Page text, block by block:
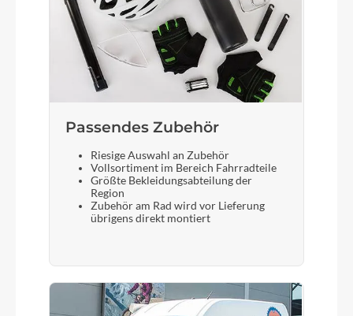
KMC Z8.3
Rücklicht
Herrmans H-Trace
Shimano DH-C3000, Hub Dynamo, Nut
Gewicht
Scheinwerfer
Trelock LS582 Retro
Passendes Zubehör
Riesige Auswahl an Zubehör
Vollsortiment im Bereich Fahrradteile
Größte Bekleidungsabteilung der
Region
Zubehör am Rad wird vor Lieferung
übrigens direkt montiert